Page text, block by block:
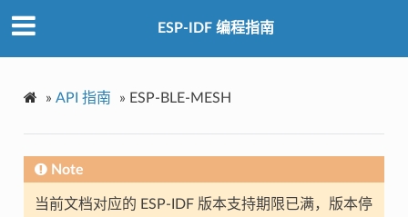
ESP-IDF 编程指南
» API 指南 » ESP-BLE-MESH
Note
当前文档对应的 ESP-IDF 版本支持期限已满，版本停